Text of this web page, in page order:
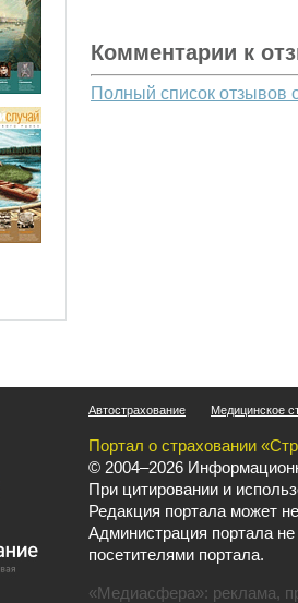
Комментарии к
Полный список отзывов
Автострахование Медицинское
Портал о страховании
© 2004–2026
При цитировании и
Редакция портала может
Администрация портала
посетителями портала.
«Медиасфера»: реклама,